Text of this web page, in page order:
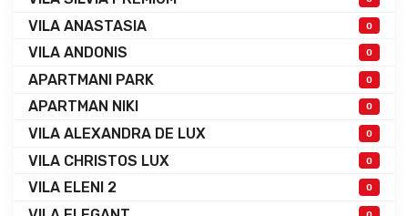
VILA ANASTASIA 0
VILA ANDONIS 0
APARTMANI PARK 0
APARTMAN NIKI 0
VILA ALEXANDRA DE LUX 0
VILA CHRISTOS LUX 0
VILA ELENI 2 0